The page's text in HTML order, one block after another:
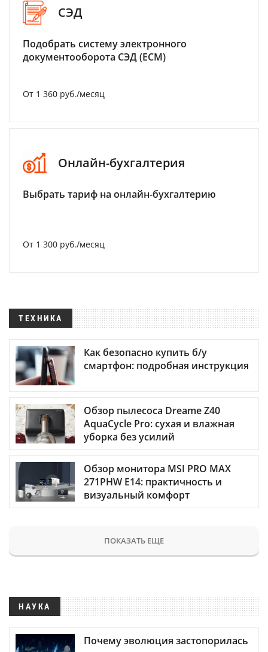
СЭД
Подобрать систему электронного
документооборота СЭД (ECM)
От 1 360 руб./месяц
Онлайн-бухгалтерия
Выбрать тариф на онлайн-бухгалтерию
От 1 300 руб./месяц
ТЕХНИКА
Как безопасно купить б/у
смартфон: подробная инструкция
Обзор пылесоса Dreame Z40
AquaCycle Pro: сухая и влажная
уборка без усилий
Обзор монитора MSI PRO MAX
271PHW E14: практичность и
визуальный комфорт
ПОКАЗАТЬ ЕЩЕ
НАУКА
Почему эволюция застопорилась